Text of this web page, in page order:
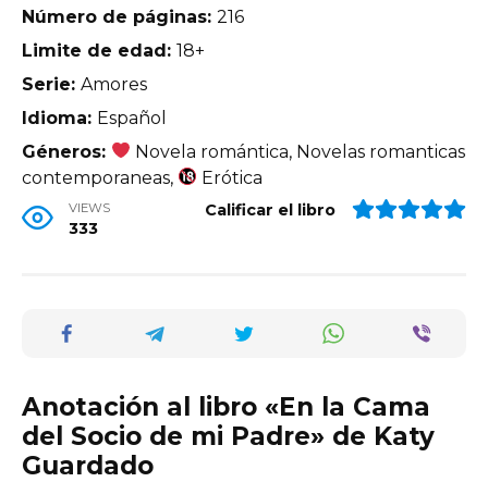
Número de páginas: 216
Limite de edad: 18+
Serie: Amores
Idioma: Español
Géneros:
Novela romántica, Novelas romanticas
contemporaneas,
Erótica
VIEWS
333
Calificar el libro
Anotación al libro «En la Cama
del Socio de mi Padre» de Katy
Guardado